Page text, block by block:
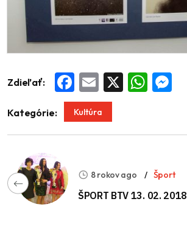
Zdieľať: Facebook
Email WhatsApp
Kategórie: Kultúra
8 rokov ago Šport
ŠPORT BTV 13. 02. 2018